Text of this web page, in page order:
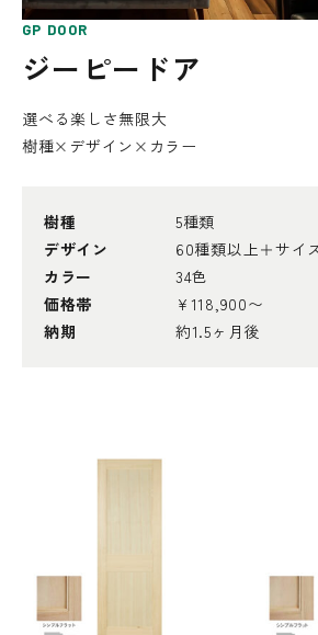
GP DOOR
ジーピードア
選べる楽しさ無限大
樹種×デザイン×カラー
樹種
5種類
デザイン
60種類以上＋サイ
カラー
34色
価格帯
¥118,900〜
納期
約1.5ヶ月後